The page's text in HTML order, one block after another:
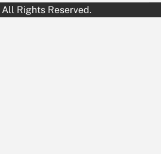
Rights Reserved.